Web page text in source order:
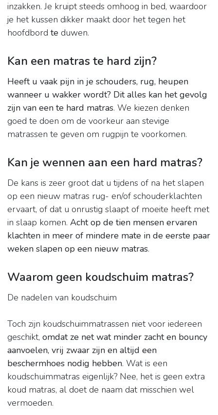
inzakken. Je kruipt steeds omhoog in bed, waardoor
je het kussen dikker maakt door het tegen het
hoofdbord te duwen.
Kan een matras te hard zijn?
Heeft u vaak pijn in je schouders, rug, heupen
wanneer u wakker wordt? Dit alles kan het gevolg
zijn van een te hard matras. We kiezen denken
goed te doen om de voorkeur aan stevige
matrassen te geven om rugpijn te voorkomen.
Kan je wennen aan een hard matras?
De kans is zeer groot dat u tijdens of na het slapen
op een nieuw matras rug- en/of schouderklachten
ervaart, of dat u onrustig slaapt of moeite heeft met
in slaap komen. Acht op de tien mensen ervaren
klachten in meer of mindere mate in de eerste paar
weken slapen op een nieuw matras.
Waarom geen koudschuim matras?
De nadelen van koudschuim
Toch zijn koudschuimmatrassen niet voor iedereen
geschikt, omdat ze net wat minder zacht en bouncy
aanvoelen, vrij zwaar zijn en altijd een
beschermhoes nodig hebben. Wat is een
koudschuimmatras eigenlijk? Nee, het is geen extra
koud matras, al doet de naam dat misschien wel
vermoeden.